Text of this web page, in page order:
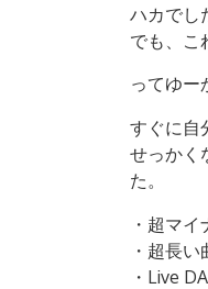
ハカでし
でも、こ
ってゆー
すぐに自
せっかく
た。
・超マ
・超長い
・Live